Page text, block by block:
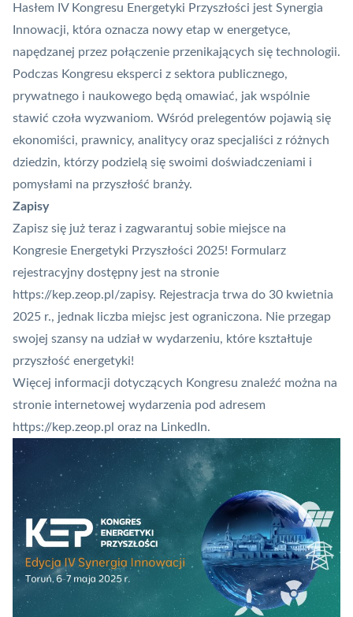
Hasłem IV Kongresu Energetyki Przyszłości jest Synergia
Innowacji, która oznacza nowy etap w energetyce,
napędzanej przez połączenie przenikających się technologii.
Podczas Kongresu eksperci z sektora publicznego,
prywatnego i naukowego będą omawiać, jak wspólnie
stawić czoła wyzwaniom. Wśród prelegentów pojawią się
ekonomiści, prawnicy, analitycy oraz specjaliści z różnych
dziedzin, którzy podzielą się swoimi doświadczeniami i
pomysłami na przyszłość branży.
Zapisy
Zapisz się już teraz i zagwarantuj sobie miejsce na
Kongresie Energetyki Przyszłości 2025! Formularz
rejestracyjny dostępny jest na stronie
https://kep.zeop.pl/zapisy. Rejestracja trwa do 30 kwietnia
2025 r., jednak liczba miejsc jest ograniczona. Nie przegap
swojej szansy na udział w wydarzeniu, które kształtuje
przyszłość energetyki!
Więcej informacji dotyczących Kongresu znaleźć można na
stronie internetowej wydarzenia pod adresem
https://kep.zeop.pl oraz na LinkedIn.